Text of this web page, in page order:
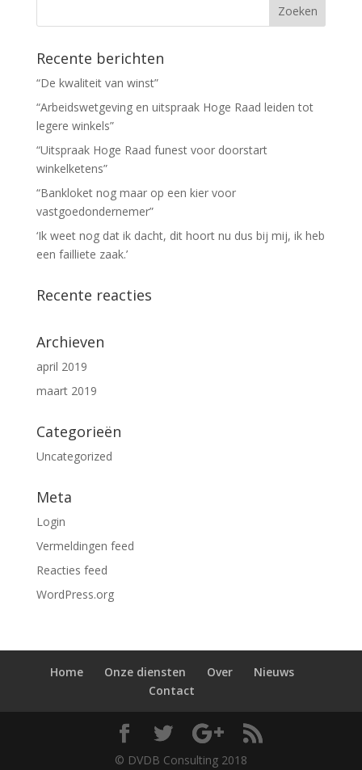
Recente berichten
“De kwaliteit van winst”
“Arbeidswetgeving en uitspraak Hoge Raad leiden tot
legere winkels”
“Uitspraak Hoge Raad funest voor doorstart
winkelketens”
“Bankloket nog maar op een kier voor
vastgoedondernemer”
‘Ik weet nog dat ik dacht, dit hoort nu dus bij mij, ik heb
een failliete zaak.’
Recente reacties
Archieven
april 2019
maart 2019
Categorieën
Uncategorized
Meta
Login
Vermeldingen feed
Reacties feed
WordPress.org
Home Onze diensten Over
Nieuws
Contact
© DVDB Consulting 2018